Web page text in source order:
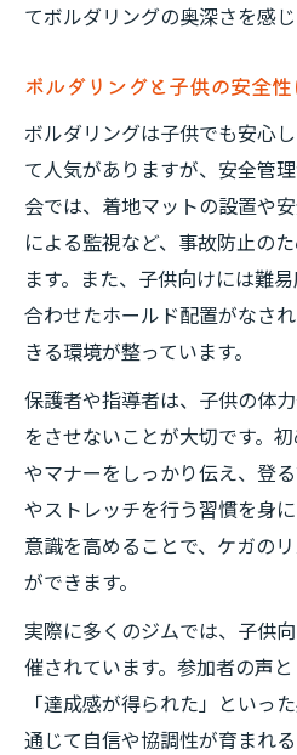
てボルダリングの奥深さを感じ
ボルダリングと子供の安全
ボルダリングは子供でも安心
て人気がありますが、安全管
会では、着地マットの設置や
による監視など、事故防止の
ます。また、子供向けには難
合わせたホールド配置がなさ
きる環境が整っています。
保護者や指導者は、子供の体
をさせないことが大切です。
やマナーをしっかり伝え、登
やストレッチを行う習慣を身
意識を高めることで、ケガの
ができます。
実際に多くのジムでは、子供
催されています。参加者の声
「達成感が得られた」といっ
通じて自信や協調性が育まれ